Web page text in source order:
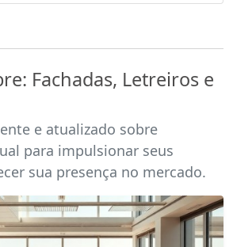
Fachadas, Letreiros e
e atualizado sobre
para impulsionar seus
sua presença no mercado.